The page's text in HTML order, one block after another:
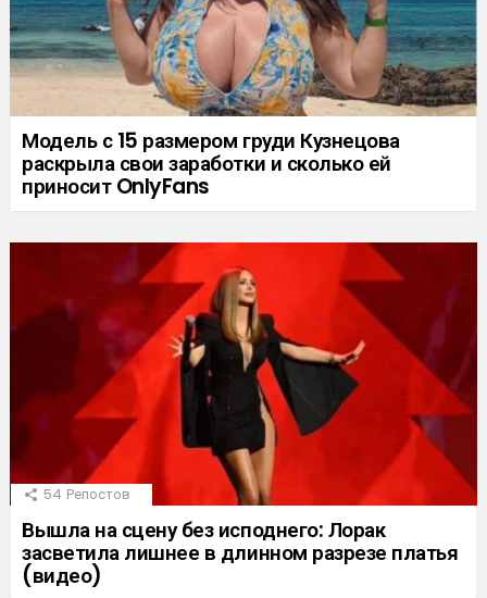
Модель с 15 размером груди Кузнецова
раскрыла свои заработки и сколько ей
приносит OnlyFans
54 Репостов
Вышла на сцену без исподнего: Лорак
засветила лишнее в длинном разрезе платья
(видео)